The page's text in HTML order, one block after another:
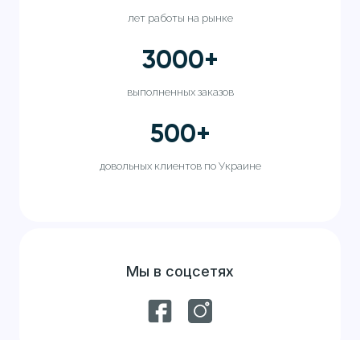
лет работы на рынке
3000+
выполненных заказов
500+
довольных клиентов по Украине
Мы в соцсетях